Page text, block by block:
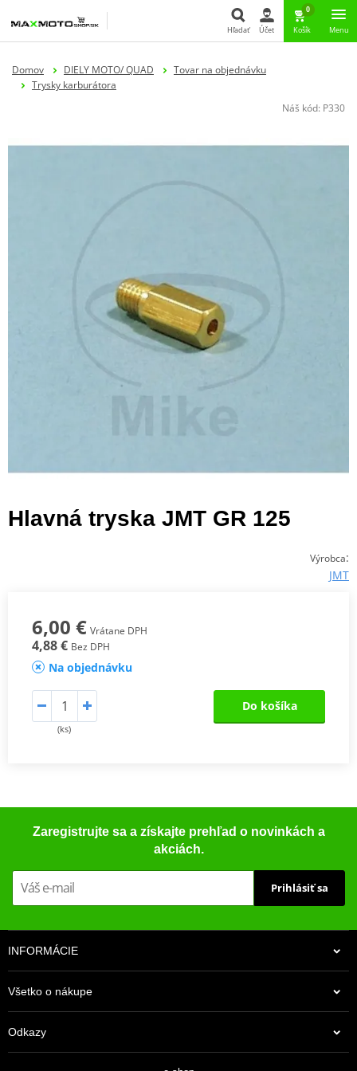
Hľadať Účet
0
Košík Menu
Domov DIELY MOTO/ QUAD
Tovar na objednávku
Trysky karburátora
Náš kód: P330
Hlavná tryska JMT GR 125
Výrobca:
JMT
6,00 € Vrátane DPH
4,88 € Bez DPH
Na objednávku
(ks)
Do košíka
Zaregistrujte sa a získajte prehľad o novinkách a
akciách.
Prihlásiť sa
INFORMÁCIE
Všetko o nákupe
Odkazy